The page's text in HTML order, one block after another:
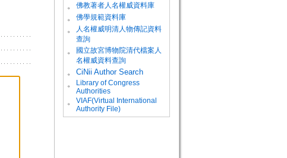
。 佛教著者人名權威資料庫
。 佛學規範資料庫
。
人名權威明清人物傳記資料
查詢
。
國立故宮博物院清代檔案人
名權威資料查詢
。
CiNii Author Search
。
Library of Congress
Authorities
。
VIAF(Virtual International
Authority File)